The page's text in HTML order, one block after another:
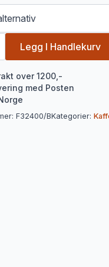
Legg I Handlekurv
over 1200,-
med Posten
F32400/BKategorier: